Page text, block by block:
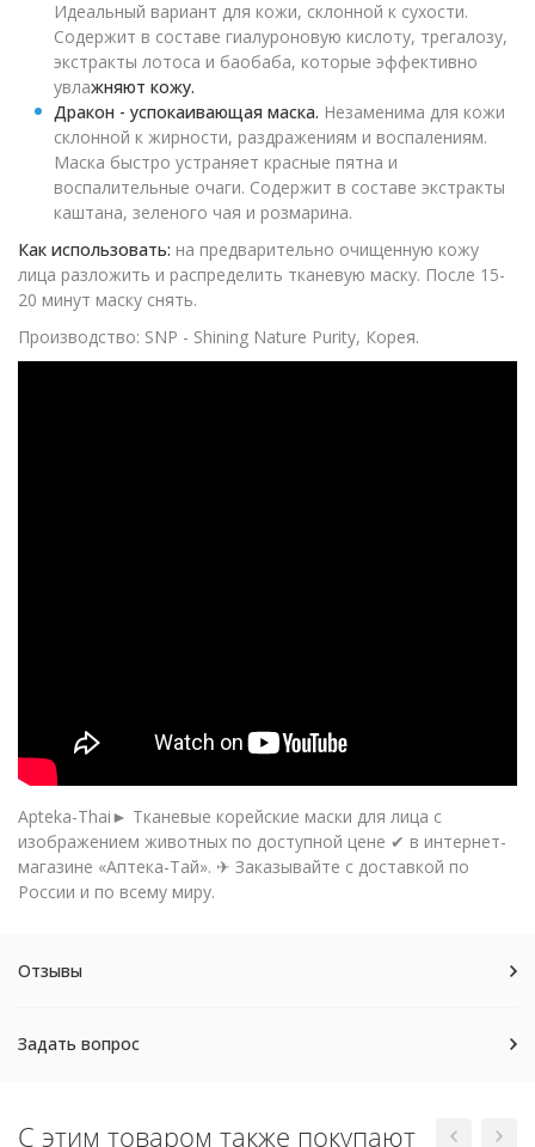
Идеальный вариант для кожи, склонной к сухости.
Содержит в составе гиалуроновую кислоту, трегалозу,
экстракты лотоса и баобаба, которые эффективно
увлажняют кожу.
Дракон - успокаивающая маска. Незаменима для кожи
склонной к жирности, раздражениям и воспалениям.
Маска быстро устраняет красные пятна и
воспалительные очаги. Содержит в составе экстракты
каштана, зеленого чая и розмарина.
Как использовать: на предварительно очищенную кожу
лица разложить и распределить тканевую маску. После 15-
20 минут маску снять.
Производство: SNP - Shining Nature Purity, Корея.
Apteka-Thai► Тканевые корейские маски для лица с
изображением животных по доступной цене ✔ в интернет-
магазине «Аптека-Тай». ✈ Заказывайте с доставкой по
России и по всему миру.
Отзывы
Задать вопрос
С этим товаром также покупают